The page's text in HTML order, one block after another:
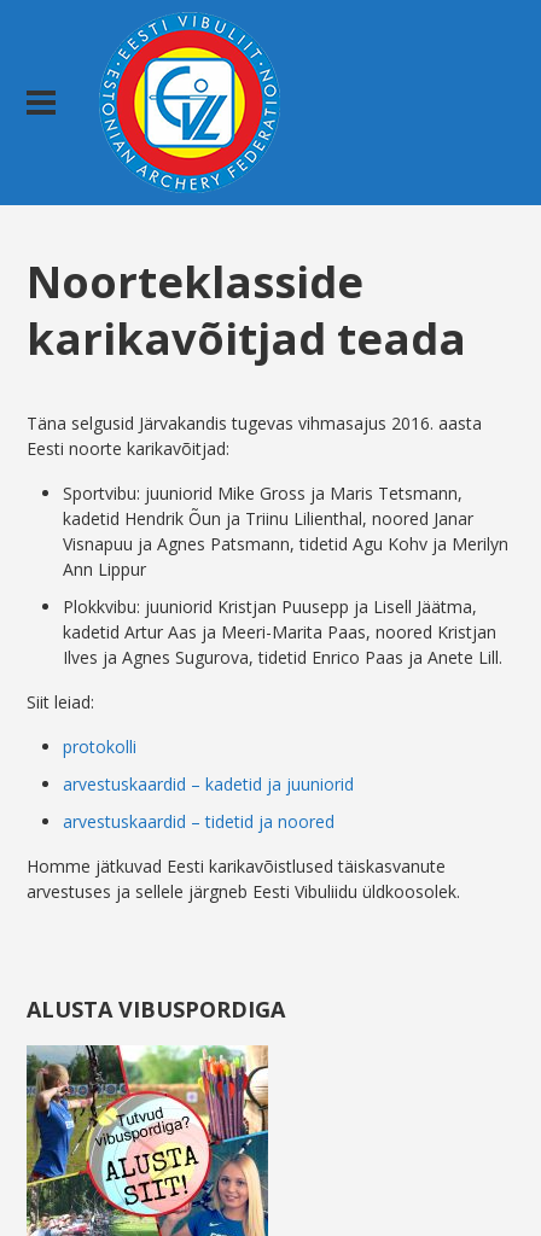
Noorteklasside
karikavõitjad teada
Täna selgusid Järvakandis tugevas vihmasajus 2016. aasta
Eesti noorte karikavõitjad:
Sportvibu: juuniorid Mike Gross ja Maris Tetsmann,
kadetid Hendrik Õun ja Triinu Lilienthal, noored Janar
Visnapuu ja Agnes Patsmann, tidetid Agu Kohv ja Merilyn
Ann Lippur
Plokkvibu: juuniorid Kristjan Puusepp ja Lisell Jäätma,
kadetid Artur Aas ja Meeri-Marita Paas, noored Kristjan
Ilves ja Agnes Sugurova, tidetid Enrico Paas ja Anete Lill.
Siit leiad:
protokolli
arvestuskaardid – kadetid ja juuniorid
arvestuskaardid – tidetid ja noored
Homme jätkuvad Eesti karikavõistlused täiskasvanute
arvestuses ja sellele järgneb Eesti Vibuliidu üldkoosolek.
ALUSTA VIBUSPORDIGA